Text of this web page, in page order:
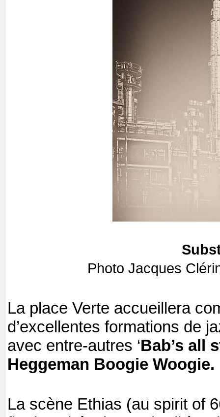
Photo Jacques
La place Verte accueillera
d’excellentes formations de
avec entre-autres ‘Bab’s all
Heggeman Boogie Woogie.
La scène Ethias (au spirit of